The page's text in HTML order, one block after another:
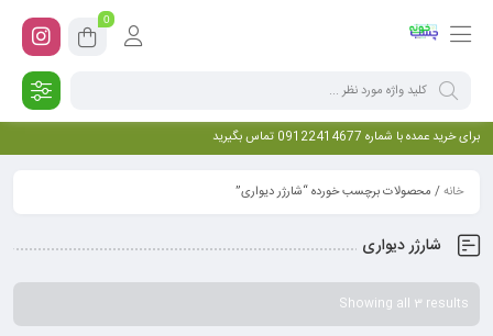
0
برای خرید عمده با شماره 09122414677 تماس بگیرید
خانه/ محصولات برچسب خورده “شارژر دیواری”
شارژر دیواری
Showing all 3 results